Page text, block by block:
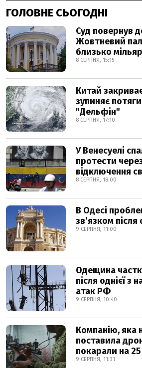
ГОЛОВНЕ СЬОГОДНІ
Суд повернув
Жовтневий
близько
8 СЕРПНЯ, 15:15
Китай
зупиняє
"Дельфін"
8 СЕРПНЯ, 17:10
У Венесуелі
протести
відключення
8 СЕРПНЯ, 18:00
В Одесі
звʼязком після
9 СЕРПНЯ, 11:00
Одещина
після однієї з
атак РФ
9 СЕРПНЯ, 10:40
Компанію, яка
поставила
покарали на 25
9 СЕРПНЯ, 11:31